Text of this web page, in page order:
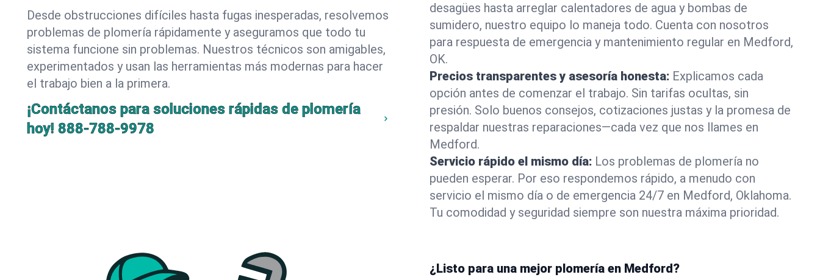
Desde obstrucciones difíciles hasta fugas inesperadas, resolvemos
problemas de plomería rápidamente y aseguramos que todo tu
sistema funcione sin problemas. Nuestros técnicos son amigables,
experimentados y usan las herramientas más modernas para hacer
el trabajo bien a la primera.
¡Contáctanos para soluciones rápidas de plomería
hoy! 888-788-9978
desagües hasta arreglar calentadores de agua y bombas de
sumidero, nuestro equipo lo maneja todo. Cuenta con nosotros
para respuesta de emergencia y mantenimiento regular en Medford,
OK.
Precios transparentes y asesoría honesta: Explicamos cada
opción antes de comenzar el trabajo. Sin tarifas ocultas, sin
presión. Solo buenos consejos, cotizaciones justas y la promesa de
respaldar nuestras reparaciones—cada vez que nos llames en
Medford.
Servicio rápido el mismo día: Los problemas de plomería no
pueden esperar. Por eso respondemos rápido, a menudo con
servicio el mismo día o de emergencia 24/7 en Medford, Oklahoma.
Tu comodidad y seguridad siempre son nuestra máxima prioridad.
¿Listo para una mejor plomería en Medford?